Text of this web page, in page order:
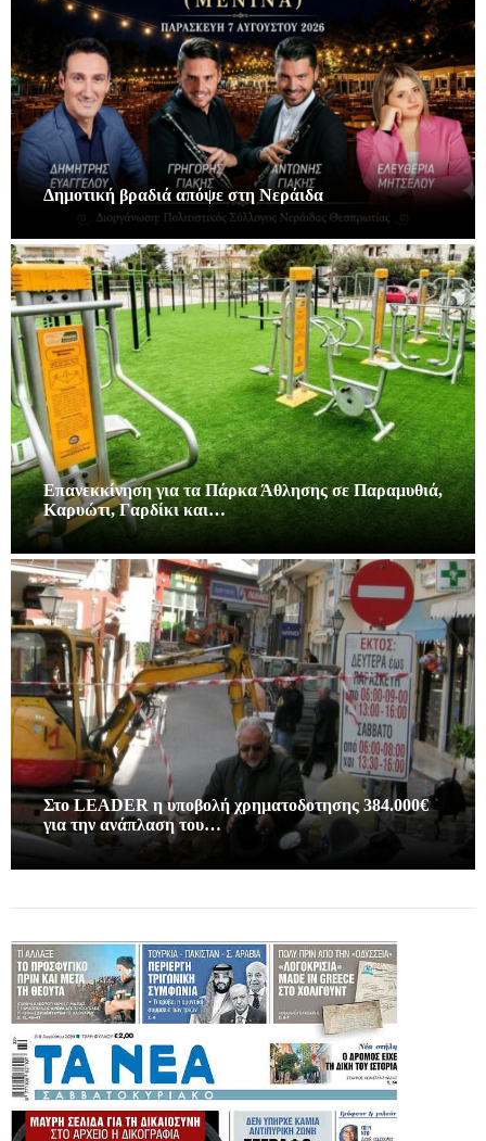
Δημοτική βραδιά απόψε στη Νεράιδα
Επανεκκίνηση για τα Πάρκα Άθλησης σε Παραμυθιά,
Καρυώτι, Γαρδίκι και…
Στο LEADER η υποβολή χρηματοδοτησης 384.000€
για την ανάπλαση του…